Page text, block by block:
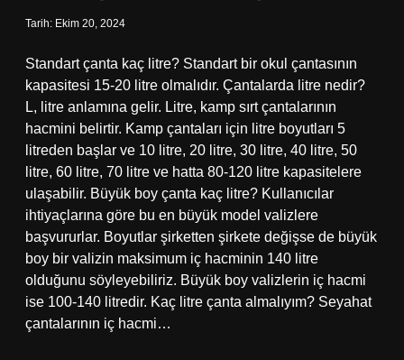
Tarih: Ekim 20, 2024
Standart çanta kaç litre? Standart bir okul çantasının
kapasitesi 15-20 litre olmalıdır. Çantalarda litre nedir?
L, litre anlamına gelir. Litre, kamp sırt çantalarının
hacmini belirtir. Kamp çantaları için litre boyutları 5
litreden başlar ve 10 litre, 20 litre, 30 litre, 40 litre, 50
litre, 60 litre, 70 litre ve hatta 80-120 litre kapasitelere
ulaşabilir. Büyük boy çanta kaç litre? Kullanıcılar
ihtiyaçlarına göre bu en büyük model valizlere
başvururlar. Boyutlar şirketten şirkete değişse de büyük
boy bir valizin maksimum iç hacminin 140 litre
olduğunu söyleyebiliriz. Büyük boy valizlerin iç hacmi
ise 100-140 litredir. Kaç litre çanta almalıyım? Seyahat
çantalarının iç hacmi…